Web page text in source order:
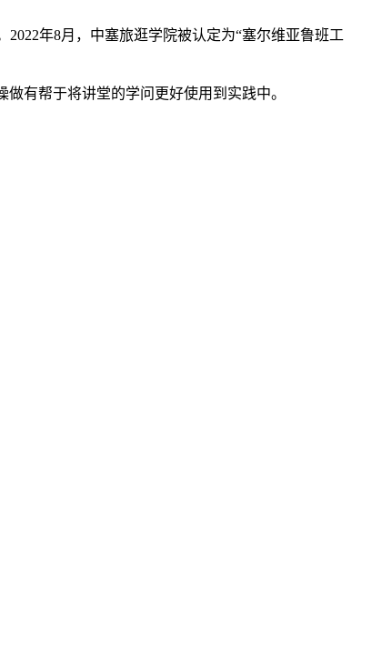
年8月，中塞旅逛学院被认定为“塞尔维亚鲁班工
有帮于将讲堂的学问更好使用到实践中。